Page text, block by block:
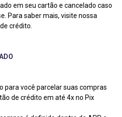
em seu cartão e cancelado caso
Para saber mais, visite nossa
crédito.
para você parcelar suas compras
de crédito em até 4x no Pix